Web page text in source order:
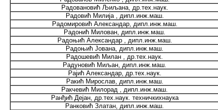
Радовановић Љиљана, др.тех.наук.
Радовић Милија , дипл.инж.маш.
Радомировић Александар, дипл.инж.маш.
Радонић Милован, дипл.инж.маш.
Радоњић Александар , дипл.инж.маш.
Радоњић Јована, дипл.инж.маш.
Радошевић Милан , др.тех.наук.
Радуновић Миљан, дипл.инж.маш.
Рајић Александар, др.тех.наук.
Ракић Мирослав, дипл.инж.маш.
Ракчевић Милорад , дипл.инж.маш.
Ранђић Дејан, др.тех.наук. техничкихнаука
Ранковић Златан, дипл.инж.маш.